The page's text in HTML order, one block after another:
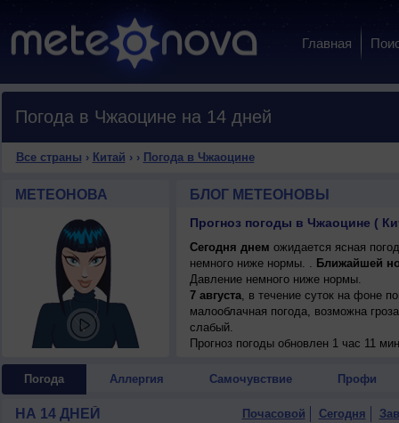
Главная
Погода в Чжаоцине на 14 дней
Все страны › Китай › › Погода в Чжаоцине
МЕТЕОНОВА БЛОГ МЕТЕОНОВЫ
Прогноз погоды в Чжаоцине (
Сегодня днем ожидается ясная
немного ниже нормы. . Ближайшей
Давление немного ниже нормы.
7 августа, в течение суток на фоне
малооблачная погода, возможна
слабый.
Прогноз погоды обновлен 1 час 11
Погода Аллергия Самочувствие Профи
НА 14 ДНЕЙ Почасовой Сегодня